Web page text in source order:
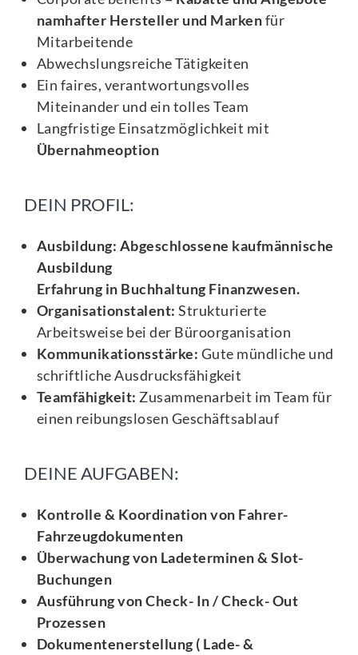
namhafter Hersteller und Markenfür
Mitarbeitende
Abwechslungsreiche Tätigkeiten
Ein faires, verantwortungsvolles
Miteinander und ein tolles Team
Langfristige Einsatzmöglichkeit mit
Übernahmeoption
DEIN PROFIL:
Ausbildung: Abgeschlossene kaufmännische
Ausbildung
Erfahrung in Buchhaltung Finanzwesen.
Organisationstalent: Strukturierte
Arbeitsweise bei der Büroorganisation
Kommunikationsstärke: Gute mündliche und
schriftliche Ausdrucksfähigkeit
Teamfähigkeit: Zusammenarbeit im Team für
einen reibungslosen Geschäftsablauf
DEINE AUFGABEN:
Kontrolle & Koordination von Fahrer-
Fahrzeugdokumenten
Überwachung von Ladeterminen & Slot-
Buchungen
Ausführung von Check- In / Check- Out
Prozessen
Dokumentenerstellung ( Lade- &